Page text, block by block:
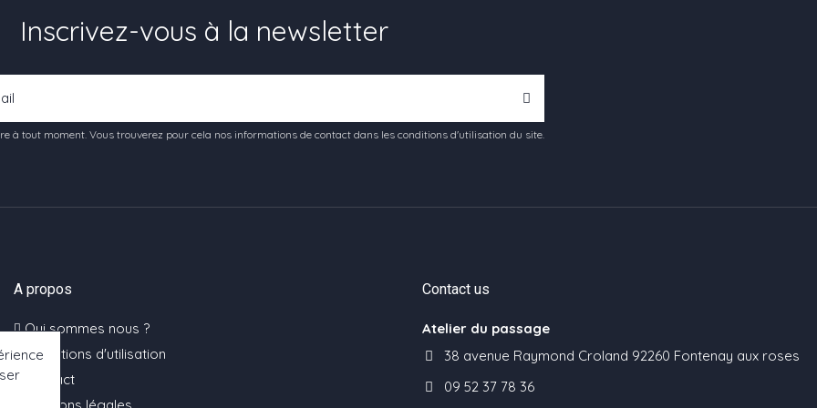
Inscrivez-vous à la newsletter
à tout moment. Vous trouverez pour cela nos informations de contact dans les conditions d'utilisation du site.
A propos
Qui sommes nous ?
Conditions d'utilisation
Contact
Mentions légales
Contact us
Atelier du passage
38 avenue Raymond Croland 92260 Fontenay aux roses
09 52 37 78 36